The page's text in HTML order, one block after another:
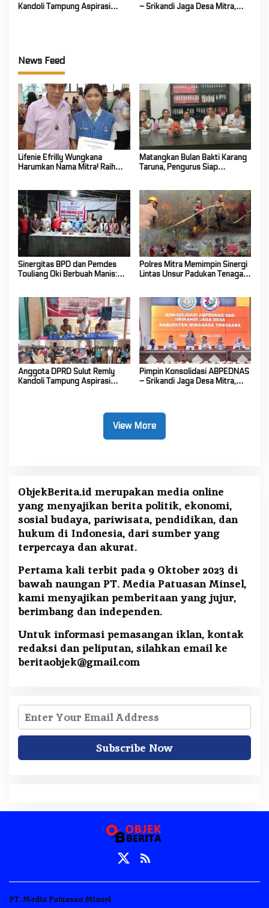
Kandoli Tampung Aspirasi
– Srikandi Jaga Desa Mitra,
News Feed
Lifenie Efrilly Wungkana
Harumkan Nama Mitra! Raih
Matangkan Bulan Bakti Karang
Taruna, Pengurus Siap
Sinergitas BPD dan Pemdes
Touliang Oki Berbuah Manis:
Polres Mitra Memimpin Sinergi
Lintas Unsur Padukan Tenaga
Anggota DPRD Sulut Remly
Kandoli Tampung Aspirasi
Pimpin Konsolidasi ABPEDNAS
– Srikandi Jaga Desa Mitra,
View More
ObjekBerita.id merupakan media online
yang menyajikan berita politik, ekonomi,
sosial budaya, pariwisata, pendidikan, dan
hukum di Indonesia, dari sumber yang
terpercaya dan akurat.
Pertama kali terbit pada 9 Oktober 2023 di
bawah naungan PT. Media Patuasan Minsel,
kami menyajikan pemberitaan yang jujur,
berimbang dan independen.
Untuk informasi pemasangan iklan, kontak
redaksi dan peliputan, silahkan email ke
beritaobjek@gmail.com
PT. Media Patuasan Minsel